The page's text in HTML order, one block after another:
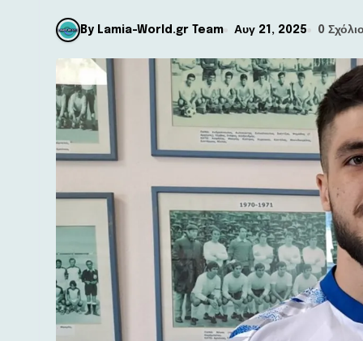
By Lamia-World.gr Team Αυγ 21, 2025 0 Σχόλιο